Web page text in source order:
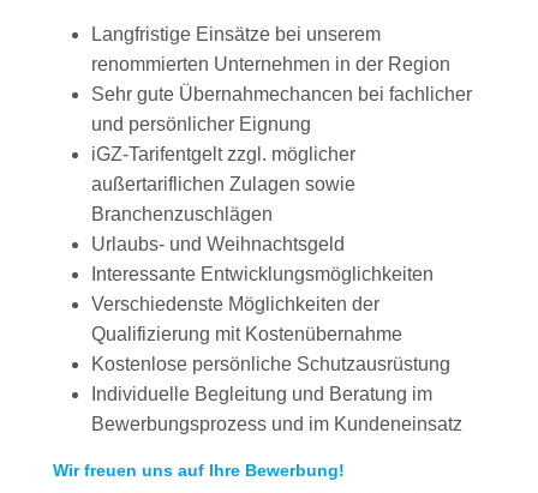
Langfristige Einsätze bei unserem
renommierten Unternehmen in der Region
Sehr gute Übernahmechancen bei fachlicher
und persönlicher Eignung
iGZ-Tarifentgelt zzgl. möglicher
außertariflichen Zulagen sowie
Branchenzuschlägen
Urlaubs- und Weihnachtsgeld
Interessante Entwicklungsmöglichkeiten
Verschiedenste Möglichkeiten der
Qualifizierung mit Kostenübernahme
Kostenlose persönliche Schutzausrüstung
Individuelle Begleitung und Beratung im
Bewerbungsprozess und im Kundeneinsatz
Wir freuen uns auf Ihre Bewerbung!